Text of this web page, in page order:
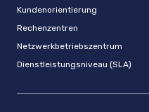
Kundenorientierung
Rechenzentren
Netzwerkbetriebszentrum
Dienstleistungsniveau (SLA)